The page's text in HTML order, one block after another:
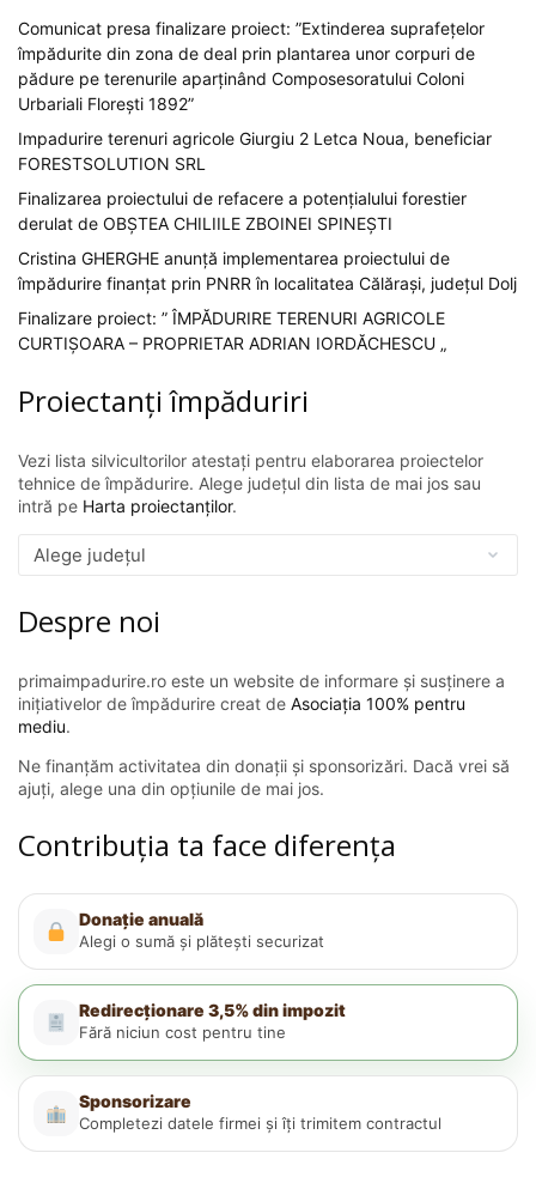
Comunicat presa finalizare proiect: ”Extinderea suprafețelor
împădurite din zona de deal prin plantarea unor corpuri de
pădure pe terenurile aparținând Composesoratului Coloni
Urbariali Florești 1892”
Impadurire terenuri agricole Giurgiu 2 Letca Noua, beneficiar
FORESTSOLUTION SRL
Finalizarea proiectului de refacere a potențialului forestier
derulat de OBȘTEA CHILIILE ZBOINEI SPINEȘTI
Cristina GHERGHE anunță implementarea proiectului de
împădurire finanțat prin PNRR în localitatea Călărași, județul Dolj
Finalizare proiect: ” ÎMPĂDURIRE TERENURI AGRICOLE
CURTIȘOARA – PROPRIETAR ADRIAN IORDĂCHESCU „
Proiectanți împăduriri
Vezi lista silvicultorilor atestați pentru elaborarea proiectelor
tehnice de împădurire. Alege județul din lista de mai jos sau
intră pe Harta proiectanților.
Despre noi
primaimpadurire.ro este un website de informare și susținere a
inițiativelor de împădurire creat de Asociația 100% pentru
mediu.
Ne finanțăm activitatea din donații și sponsorizări. Dacă vrei să
ajuți, alege una din opțiunile de mai jos.
Contribuția ta face diferența
Donație anuală
Alegi o sumă și plătești securizat
Redirecționare 3,5% din impozit
Fără niciun cost pentru tine
Sponsorizare
Completezi datele firmei și îți trimitem contractul